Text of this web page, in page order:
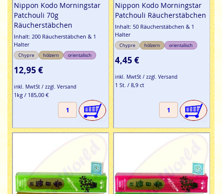
Nippon Kodo Morningstar
Patchouli 70g
Räucherstäbchen
Inhalt: 200 Räucherstäbchen & 1
Halter
Chypre hölzern orientalisch
12,95 €
inkl. MwtSt / zzgl. Versand
1kg / 185,00 €
Nippon Kodo Morningstar
Patchouli Räucherstäbchen
Inhalt: 50 Räucherstäbchen & 1
Halter
Chypre hölzern orientalisch
4,45 €
inkl. MwtSt / zzgl. Versand
1 St. / 8,9 ct